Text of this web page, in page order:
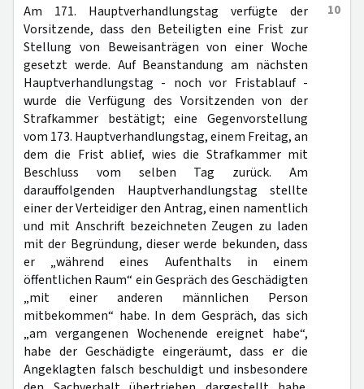
10
Am 171. Hauptverhandlungstag verfügte der
Vorsitzende, dass den Beteiligten eine Frist zur
Stellung von Beweisanträgen von einer Woche
gesetzt werde. Auf Beanstandung am nächsten
Hauptverhandlungstag - noch vor Fristablauf -
wurde die Verfügung des Vorsitzenden von der
Strafkammer bestätigt; eine Gegenvorstellung
vom 173. Hauptverhandlungstag, einem Freitag, an
dem die Frist ablief, wies die Strafkammer mit
Beschluss vom selben Tag zurück. Am
darauffolgenden Hauptverhandlungstag stellte
einer der Verteidiger den Antrag, einen namentlich
und mit Anschrift bezeichneten Zeugen zu laden
mit der Begründung, dieser werde bekunden, dass
er „während eines Aufenthalts in einem
öffentlichen Raum“ ein Gespräch des Geschädigten
„mit einer anderen männlichen Person
mitbekommen“ habe. In dem Gespräch, das sich
„am vergangenen Wochenende ereignet habe“,
habe der Geschädigte eingeräumt, dass er die
Angeklagten falsch beschuldigt und insbesondere